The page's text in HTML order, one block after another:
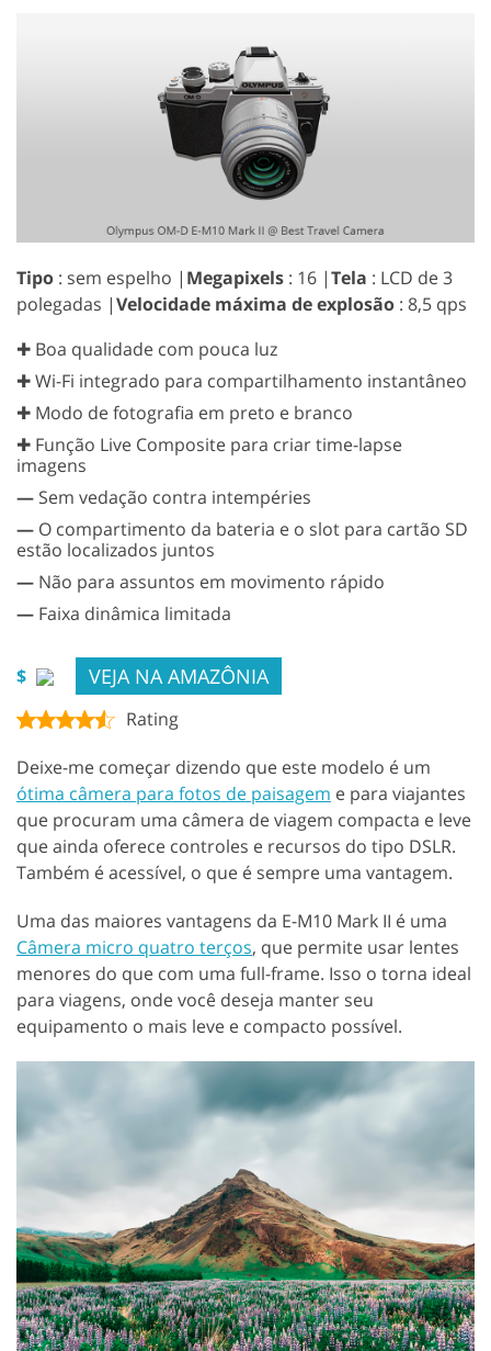
Tipo : sem espelho | Megapixels : 16 |Tela : LCD de 3
polegadas |Velocidade máxima de explosão : 8,5 qps
✚ Boa qualidade com pouca luz
✚ Wi-Fi integrado para compartilhamento instantâneo
✚ Modo de fotografia em preto e branco
✚ Função Live Composite para criar time-lapse
imagens
— Sem vedação contra intempéries
— O compartimento da bateria e o slot para cartão SD
estão localizados juntos
— Não para assuntos em movimento rápido
— Faixa dinâmica limitada
$ VEJA NA AMAZÔNIA
Rating
Deixe-me começar dizendo que este modelo é um
ótima câmera para fotos de paisagem e para viajantes
que procuram uma câmera de viagem compacta e leve
que ainda oferece controles e recursos do tipo DSLR.
Também é acessível, o que é sempre uma vantagem.
Uma das maiores vantagens da E-M10 Mark II é uma
Câmera micro quatro terços, que permite usar lentes
menores do que com uma full-frame. Isso o torna ideal
para viagens, onde você deseja manter seu
equipamento o mais leve e compacto possível.